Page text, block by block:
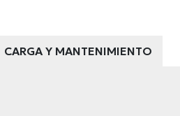
CARGA Y MANTENIMIENTO